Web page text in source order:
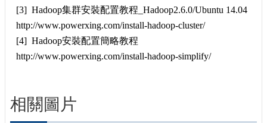
[3] Hadoop集群安裝配置教程_Hadoop2.6.0/Ubuntu 14.04
http://www.powerxing.com/install-hadoop-cluster/
[4] Hadoop安裝配置簡略教程
http://www.powerxing.com/install-hadoop-simplify/
相關圖片